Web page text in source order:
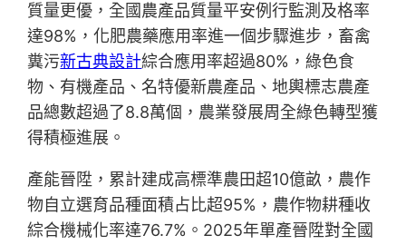
質量更優，全國農產品質量平安例行監測及格率
達98%，化肥農藥應用率進一個步驟進步，畜禽
糞污新古典設計綜合應用率超過80%，綠色食
物、有機產品、名特優新農產品、地輿標志農產
品總數超過了8.8萬個，農業發展周全綠色轉型獲
得積極進展。
產能晉陞，累計建成高標準農田超10億畝，農作
物自立選育品種面積占比超95%，農作物耕種收
綜合機械化率達76.7%。2025年單產晉陞對全國